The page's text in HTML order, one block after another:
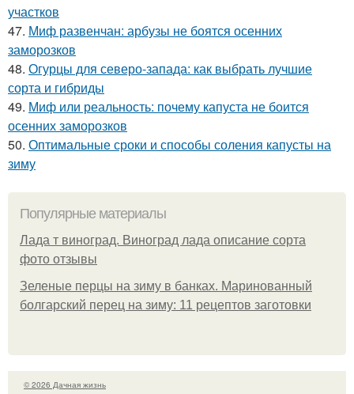
участков
47. Миф развенчан: арбузы не боятся осенних
заморозков
48. Огурцы для северо-запада: как выбрать лучшие
сорта и гибриды
49. Миф или реальность: почему капуста не боится
осенних заморозков
50. Оптимальные сроки и способы соления капусты на
зиму
Популярные материалы
Лада т виноград. Виноград лада описание сорта
фото отзывы
Зеленые перцы на зиму в банках. Маринованный
болгарский перец на зиму: 11 рецептов заготовки
© 2026 Дачная жизнь